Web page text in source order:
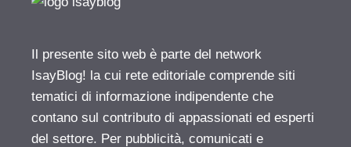
Il presente sito web è parte del network
IsayBlog! la cui rete editoriale comprende siti
tematici di informazione indipendente che
contano sul contributo di appassionati ed esperti
del settore. Per pubblicità, comunicati e